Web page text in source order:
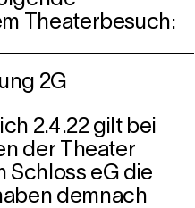
Theaterbesuch:
2G
2.4.22 gilt bei
der Theater
Schloss eG die
demnach